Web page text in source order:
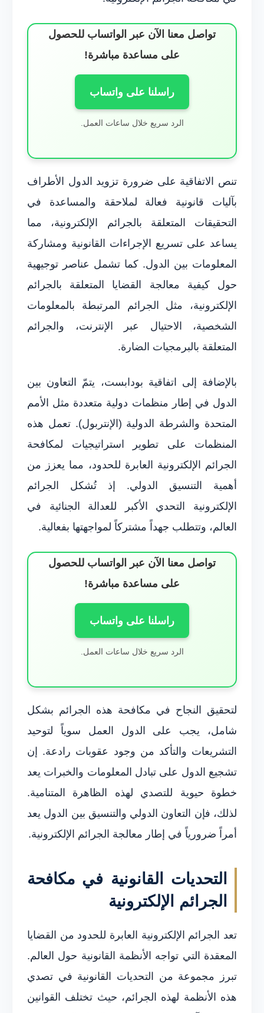
تواصل معنا الآن عبر الواتساب للحصول
على مساعدة مباشرة!
راسلنا على واتساب
الرد سريع خلال ساعات العمل.
تنص الاتفاقية على ضرورة تزويد الدول الأطراف
بآليات قانونية فعالة لملاحقة والمساعدة في
التحقيقات المتعلقة بالجرائم الإلكترونية، مما
يساعد على تسريع الإجراءات القانونية ومشاركة
المعلومات بين الدول. كما تشمل عناصر توجيهية
حول كيفية معالجة القضايا المتعلقة بالجرائم
الإلكترونية، مثل الجرائم المرتبطة بالمعلومات
الشخصية، الاحتيال عبر الإنترنت، والجرائم
المتعلقة بالبرمجيات الضارة.
بالإضافة إلى اتفاقية بودابست، يتمّ التعاون بين
الدول في إطار منظمات دولية متعددة مثل الأمم
المتحدة والشرطة الدولية (الإنتربول). تعمل هذه
المنظمات على تطوير استراتيجيات لمكافحة
الجرائم الإلكترونية العابرة للحدود، مما يعزز من
أهمية التنسيق الدولي. إذ تُشكل الجرائم
الإلكترونية التحدي الأكبر للعدالة الجنائية في
العالم، وتتطلب جهداً مشتركاً لمواجهتها بفعالية.
تواصل معنا الآن عبر الواتساب للحصول
على مساعدة مباشرة!
راسلنا على واتساب
الرد سريع خلال ساعات العمل.
لتحقيق النجاح في مكافحة هذه الجرائم بشكل
شامل، يجب على الدول العمل سوياً لتوحيد
التشريعات والتأكد من وجود عقوبات رادعة. إن
تشجيع الدول على تبادل المعلومات والخبرات يعد
خطوة حيوية للتصدي لهذه الظاهرة المتنامية.
لذلك، فإن التعاون الدولي والتنسيق بين الدول يعد
أمراً ضرورياً في إطار معالجة الجرائم الإلكترونية.
التحديات القانونية في مكافحة
الجرائم الإلكترونية
تعد الجرائم الإلكترونية العابرة للحدود من القضايا
المعقدة التي تواجه الأنظمة القانونية حول العالم.
تبرز مجموعة من التحديات القانونية في تصدي
هذه الأنظمة لهذه الجرائم، حيث تختلف القوانين